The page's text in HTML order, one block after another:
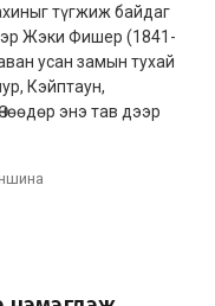
түгжиж байдаг
Жэки Фишер (1841-
усан замын тухай
Кэйптаун,
энэ тав дээр